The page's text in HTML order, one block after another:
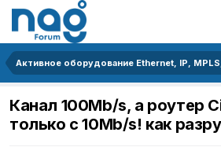
Канал 100Mb/s, а роутер
только с 10Mb/s! как